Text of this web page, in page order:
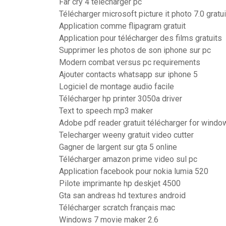
Télécharger microsoft picture it photo 7.0
Application comme flipagram gratuit
Application pour télécharger des films gratuits
Supprimer les photos de son iphone sur pc
Modern combat versus pc requirements
Ajouter contacts whatsapp sur iphone 5
Logiciel de montage audio facile
Télécharger hp printer 3050a driver
Text to speech mp3 maker
Adobe pdf reader gratuit télécharger for
Telecharger weeny gratuit video cutter
Gagner de largent sur gta 5 online
Télécharger amazon prime video sul pc
Application facebook pour nokia lumia 520
Pilote imprimante hp deskjet 4500
Gta san andreas hd textures android
Télécharger scratch français mac
Windows 7 movie maker 2.6